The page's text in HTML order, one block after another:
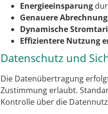
Energieeinsparung
Genauere
Dynamische
Effizientere Nutzung
Datenschutz und
Die Datenübertragung
Zustimmung erlaubt.
Kontrolle über die